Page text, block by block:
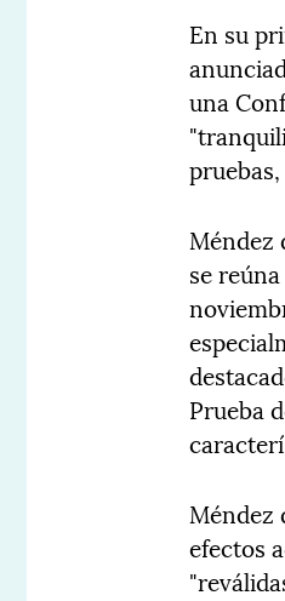
En su
una
Méndez
se
Prueba
Méndez
efectos